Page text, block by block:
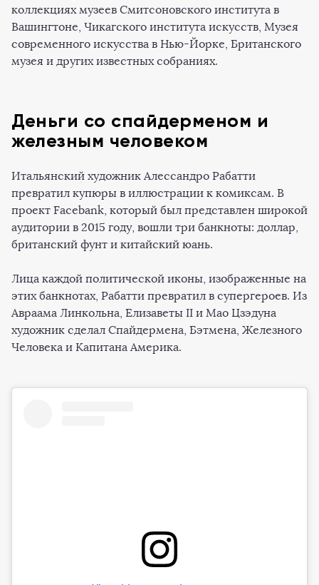
коллекциях музеев Смитсоновского института в
Вашингтоне, Чикагского института искусств, Музея
современного искусства в Нью-Йорке, Британского
музея и других известных собраниях.
Деньги со спайдерменом и
железным человеком
Итальянский художник Алессандро Рабатти
превратил купюры в иллюстрации к комиксам. В
проект Facebank, который был представлен широкой
аудитории в 2015 году, вошли три банкноты: доллар,
британский фунт и китайский юань.
Лица каждой политической иконы, изображенные на
этих банкнотах, Рабатти превратил в супергероев. Из
Авраама Линкольна, Елизаветы II и Мао Цзэдуна
художник сделал Спайдермена, Бэтмена, Железного
Человека и Капитана Америка.